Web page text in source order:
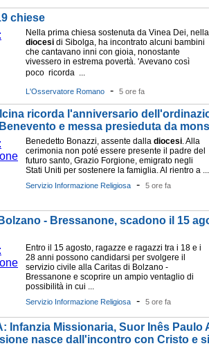
chiese
Nella prima chiesa sostenuta da Vinea Dei, nella
diocesi di Sibolga, ha incontrato alcuni bambini
che cantavano inni con gioia, nonostante
vivessero in estrema povertà. 'Avevano così
poco  ricorda  ...
L'Osservatore Romano - 5 ore fa
ricorda l'anniversario
e messa presieduta da
Benedetto Bonazzi, assente dalla diocesi. Alla
cerimonia non poté essere presente il padre del
futuro santo, Grazio Forgione, emigrato negli
Stati Uniti per sostenere la famiglia. Al rientro a ...
Servizio Informazione Religiosa - 5 ore fa
- Bressanone, scadono il 15
Entro il 15 agosto, ragazze e ragazzi tra i 18 e i
28 anni possono candidarsi per svolgere il
servizio civile alla Caritas di Bolzano -
Bressanone e scoprire un ampio ventaglio di
possibilità in cui ...
Servizio Informazione Religiosa - 5 ore fa
Infanzia Missionaria, Suor Inês Paulo
nasce dall'incontro con Cristo e